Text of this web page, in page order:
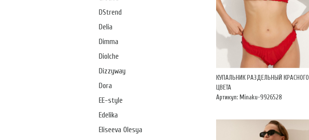
DStrend
Delia
Dimma
Diolche
Dizzyway
Dora
EE-style
Edelika
Eliseeva Olesya
КУПАЛЬНИК РАЗДЕЛЬНЫЙ КРАСНОГО
ЦВЕТА
Артикул: Minaku-9926528